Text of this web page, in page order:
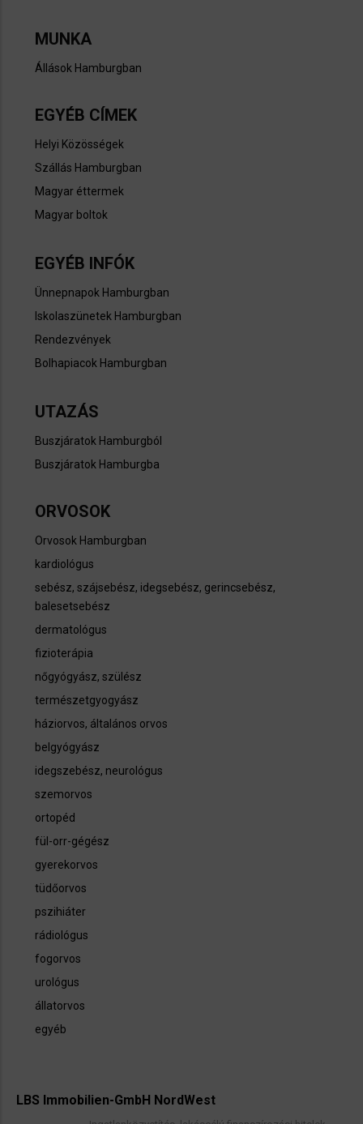
MUNKA
Állások Hamburgban​
EGYÉB CÍMEK
Helyi Közösségek
Szállás Hamburgban
Magyar éttermek
Magyar boltok
EGYÉB INFÓK
Ünnepnapok Hamburgban​
Iskolaszünetek Hamburgban
Rendezvények
Bolhapiacok Hamburgban
UTAZÁS
Buszjáratok Hamburgból
Buszjáratok Hamburgba
ORVOSOK
Orvosok Hamburgban
kardiológus
sebész, szájsebész, idegsebész, gerincsebész,
balesetsebész
dermatológus
fizioterápia
nőgyógyász, szülész
természetgyogyász
háziorvos, általános orvos
belgyógyász
idegszebész, neurológus
szemorvos
ortopéd
fül-orr-gégész
gyerekorvos
tüdőorvos
pszihiáter
rádiológus
fogorvos
urológus
állatorvos
egyéb
LBS Immobilien-GmbH NordWest